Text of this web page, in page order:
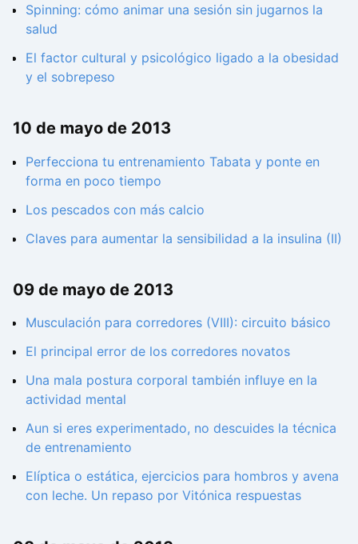
Spinning: cómo animar una sesión sin jugarnos la
salud
El factor cultural y psicológico ligado a la obesidad
y el sobrepeso
10 de mayo de 2013
Perfecciona tu entrenamiento Tabata y ponte en
forma en poco tiempo
Los pescados con más calcio
Claves para aumentar la sensibilidad a la insulina (II)
09 de mayo de 2013
Musculación para corredores (VIII): circuito básico
El principal error de los corredores novatos
Una mala postura corporal también influye en la
actividad mental
Aun si eres experimentado, no descuides la técnica
de entrenamiento
Elíptica o estática, ejercicios para hombros y avena
con leche. Un repaso por Vitónica respuestas